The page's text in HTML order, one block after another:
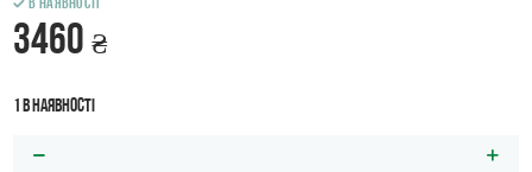
В наявності
3460 ₴
1 в наявності